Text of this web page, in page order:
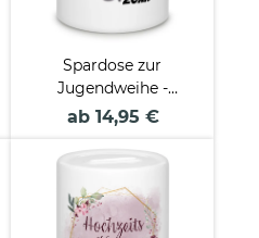
Spardose zur
Jugendweihe -
Willkommen im
mit Name und Jahr
ab 14,95 €